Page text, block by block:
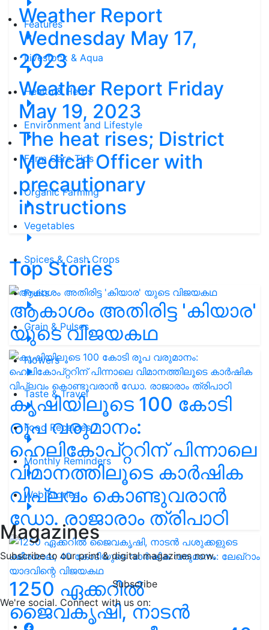
Features
Livestock & Aqua
Health & Herbs
Environment and Lifestyle
Farm Care Tips
Organic Farming
Vegetables
Spices & Cash Crops
Fruits
Grain & Pulses
Flowers
Taste & Travel
Food Receipes
Monthly Reminders
Web Stories
Magazines
Subscribe to our print & digital magazines now.
Subscribe
We're social. Connect with us on:
Weather Report
Wednesday May 17,
2023
Weather Report Friday
May 19, 2023
The heat rises; District
Medical Officer with
precautionary
instructions
Top Stories
ആകാശം അതിരിട്ട 'കിയാര'
യുടെ വിജയകഥ
കൃഷിയിലൂടെ 100 കോടി
രൂപ വരുമാനം:
ഹെലികോപ്റ്ററിന് പിന്നാലെ
വിമാനത്തിലൂടെ കാർഷിക
വിപ്ലവം കൊണ്ടുവരാൻ
ഡോ. രാജാരാം ത്രിപാഠി
1250 ഏക്കറിൽ
ജൈവകൃഷി, നാടൻ